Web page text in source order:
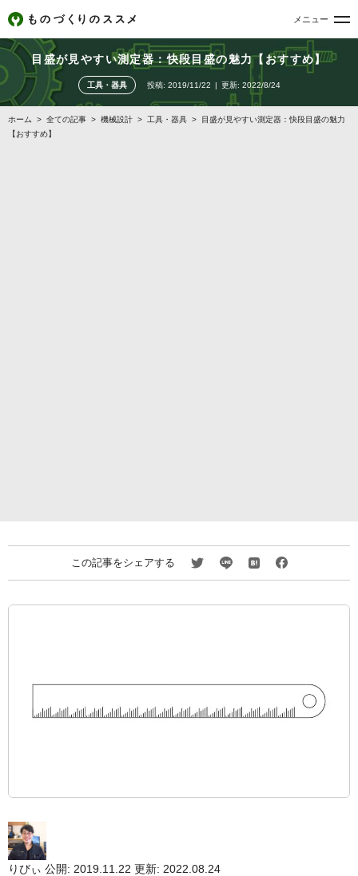
メニュー
目盛が見やすい測定器：快段目盛の魅力【おすすめ】
工具・器具 投稿: 2019/11/22 更新: 2022/8/24
ホーム > 全ての記事 > 機械設計 > 工具・器具 >
目盛が見やすい測定器：快段目盛の魅力
【おすすめ】
この記事をシェアする
りびぃ 公開: 2019.11.22 更新: 2022.08.24